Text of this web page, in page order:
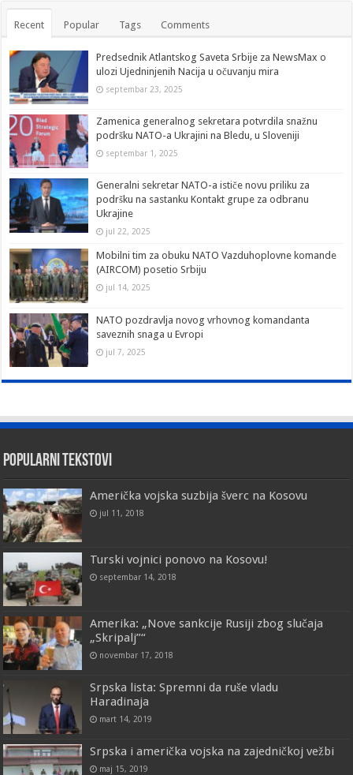
Recent Popular Tags Comments
Predsednik Atlantskog Saveta Srbije za NewsMax o
ulozi Ujedninjenih Nacija u očuvanju mira
septembar 23, 2025
Zamenica generalnog sekretara potvrdila snažnu
podršku NATO-a Ukrajini na Bledu, u Sloveniji
septembar 1, 2025
Generalni sekretar NATO-a ističe novu priliku za
podršku na sastanku Kontakt grupe za odbranu
Ukrajine
jul 22, 2025
Mobilni tim za obuku NATO Vazduhoplovne komande
(AIRCOM) posetio Srbiju
jul 14, 2025
NATO pozdravlja novog vrhovnog komandanta
saveznih snaga u Evropi
jul 7, 2025
Popularni tekstovi
Američka vojska suzbija šverc na Kosovu
jul 11, 2018
Turski vojnici ponovo na Kosovu!
septembar 14, 2018
Amerika: „Nove sankcije Rusiji zbog slučaja
„Skripalj”“
novembar 17, 2018
Srpska lista: Spremni da ruše vladu
Haradinaja
mart 14, 2019
Srpska i američka vojska na zajedničkoj vežbi
maj 15, 2019